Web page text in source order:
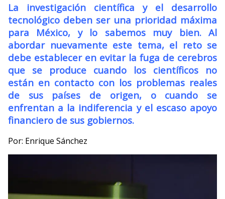
La investigación científica y el desarrollo
tecnológico deben ser una prioridad máxima
para México, y lo sabemos muy bien. Al
abordar nuevamente este tema, el reto se
debe establecer en evitar la fuga de cerebros
que se produce cuando los científicos no
están en contacto con los problemas reales
de sus países de origen, o cuando se
enfrentan a la indiferencia y el escaso apoyo
financiero de sus gobiernos.
Por: Enrique Sánchez